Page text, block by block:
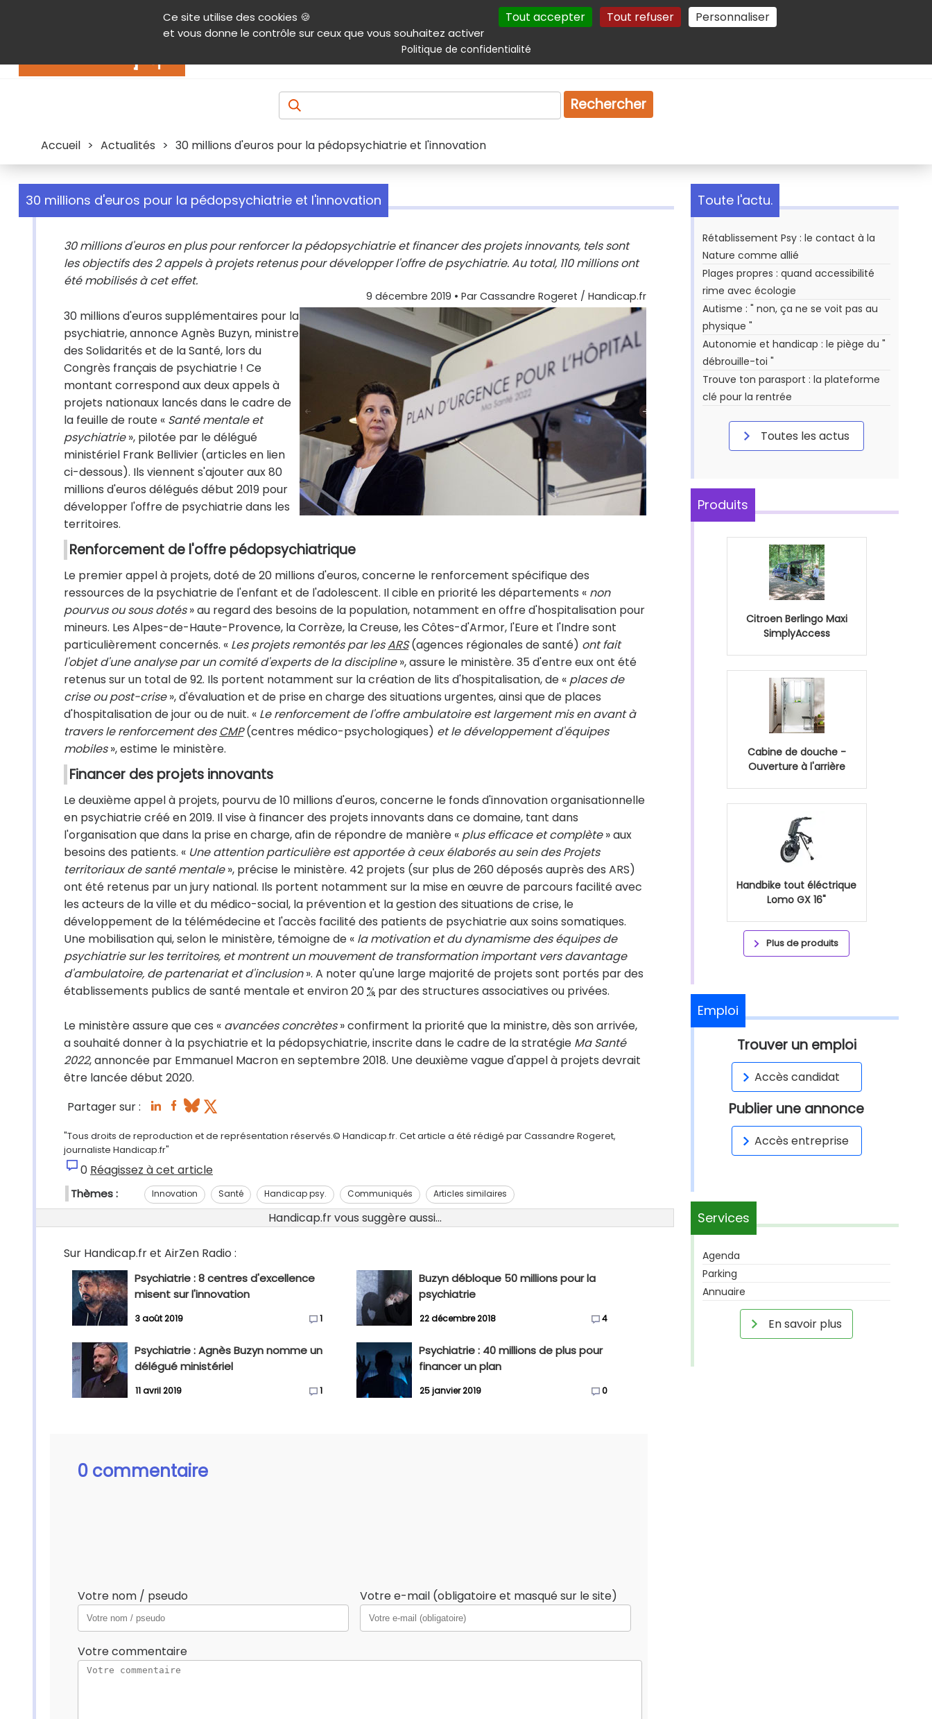
Ce site utilise des cookies 🍪
et vous donne le contrôle sur ceux que vous souhaitez activer
Tout accepter Tout refuser Personnaliser
Politique de confidentialité
Contenu Aide et accessibilité Menu principal Autres services Plan du site Gestion des cookies
Produits & services Emploi Droit
Rechercher
Accueil > Actualités > 30 millions d'euros pour la pédopsychiatrie et l'innovation
30 millions d'euros pour la pédopsychiatrie et l'innovation
30 millions d'euros en plus pour renforcer la pédopsychiatrie et financer des projets innovants, tels sont
les objectifs des 2 appels à projets retenus pour développer l'offre de psychiatrie. Au total, 110 millions ont
été mobilisés à cet effet.
9 décembre 2019 • Par Cassandre Rogeret / Handicap.fr
30 millions d'euros supplémentaires pour la
psychiatrie, annonce Agnès Buzyn, ministre
des Solidarités et de la Santé, lors du
Congrès français de psychiatrie ! Ce
montant correspond aux deux appels à
projets nationaux lancés dans le cadre de
la feuille de route « Santé mentale et
psychiatrie», pilotée par le délégué
ministériel Frank Bellivier (articles en lien
ci-dessous). Ils viennent s'ajouter aux 80
millions d'euros délégués début 2019 pour
développer l'offre de psychiatrie dans les
territoires.
Renforcement de l'offre pédopsychiatrique
Le premier appel à projets, doté de 20 millions d'euros, concerne le renforcement spécifique des
ressources de la psychiatrie de l'enfant et de l'adolescent. Il cible en priorité les départements « non
pourvus ou sous dotés» au regard des besoins de la population, notamment en offre d'hospitalisation pour
mineurs. Les Alpes-de-Haute-Provence, la Corrèze, la Creuse, les Côtes-d'Armor, l'Eure et l'Indre sont
particulièrement concernés. « Les projets remontés par lesARS(agences régionales de santé) ont fait
l'objet d'une analyse par un comité d'experts de la discipline», assure le ministère. 35 d'entre eux ont été
retenus sur un total de 92. Ils portent notamment sur la création de lits d'hospitalisation, de « places de
crise ou post-crise», d'évaluation et de prise en charge des situations urgentes, ainsi que de places
d'hospitalisation de jour ou de nuit. « Le renforcement de l'offre ambulatoire est largement mis en avant à
travers le renforcement des CMP(centres médico-psychologiques) et le développement d'équipes
mobiles», estime le ministère.
Financer des projets innovants
Le deuxième appel à projets, pourvu de 10 millions d'euros, concerne le fonds d'innovation organisationnelle
en psychiatrie créé en 2019. Il vise à financer des projets innovants dans ce domaine, tant dans
l'organisation que dans la prise en charge, afin de répondre de manière « plus efficace et complète» aux
besoins des patients. « Une attention particulière est apportée à ceux élaborés au sein des Projets
territoriaux de santé mentale», précise le ministère. 42 projets (sur plus de 260 déposés auprès des ARS)
ont été retenus par un jury national. Ils portent notamment sur la mise en œuvre de parcours facilité avec
les acteurs de la ville et du médico-social, la prévention et la gestion des situations de crise, le
développement de la télémédecine et l'accès facilité des patients de psychiatrie aux soins somatiques.
Une mobilisation qui, selon le ministère, témoigne de « la motivation et du dynamisme des équipes de
psychiatrie sur les territoires, et montrent un mouvement de transformation important vers davantage
d'ambulatoire, de partenariat et d'inclusion». A noter qu'une large majorité de projets sont portés par des
établissements publics de santé mentale et environ 20% par des structures associatives ou privées.
Le ministère assure que ces « avancées concrètes» confirment la priorité que la ministre, dès son arrivée,
a souhaité donner à la psychiatrie et la pédopsychiatrie, inscrite dans le cadre de la stratégie Ma Santé
2022, annoncée par Emmanuel Macron en septembre 2018. Une deuxième vague d'appel à projets devrait
être lancée début 2020.
Partager sur :
"Tous droits de reproduction et de représentation réservés.© Handicap.fr. Cet article a été rédigé par Cassandre Rogeret,
journaliste Handicap.fr"
0 Réagissez à cet article
Thèmes : Innovation Santé Handicap psy. Communiqués Articles similaires
Handicap.fr vous suggère aussi...
Sur Handicap.fr et AirZen Radio :
Psychiatrie : 8 centres d'excellence
misent sur l'innovation
3 août 2019 1
Buzyn débloque 50 millions pour la
psychiatrie
22 décembre 2018 4
Psychiatrie : Agnès Buzyn nomme un
délégué ministériel
11 avril 2019 1
Psychiatrie : 40 millions de plus pour
financer un plan
25 janvier 2019 0
0 commentaire
Votre nom / pseudo Votre e-mail (obligatoire et masqué sur le site)
Votre commentaire
Toute l'actu.
Rétablissement Psy : le contact à la
Nature comme allié
Plages propres : quand accessibilité
rime avec écologie
Autisme : " non, ça ne se voit pas au
physique "
Autonomie et handicap : le piège du "
débrouille-toi "
Trouve ton parasport : la plateforme
clé pour la rentrée
Toutes les actus
Produits
Citroen Berlingo Maxi
SimplyAccess
Cabine de douche -
Ouverture à l'arrière
Handbike tout éléctrique
Lomo GX 16"
Plus de produits
Emploi
Trouver un emploi
Accès candidat
Publier une annonce
Accès entreprise
Services
Agenda
Parking
Annuaire
En savoir plus